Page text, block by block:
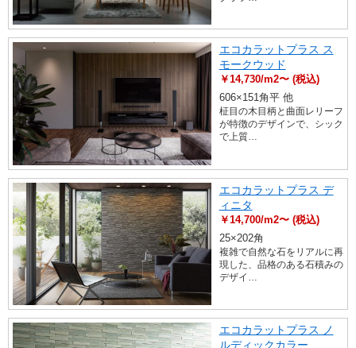
エコカラットプラス ス
モークウッド
￥14,730/m2〜 (税込)
606×151角平 他
柾目の木目柄と曲面レリーフ
が特徴のデザインで、シック
で上質…
エコカラットプラス デ
ィニタ
￥14,700/m2〜 (税込)
25×202角
複雑で自然な石をリアルに再
現した、品格のある石積みの
デザイ…
エコカラットプラス ノ
ルディックカラー